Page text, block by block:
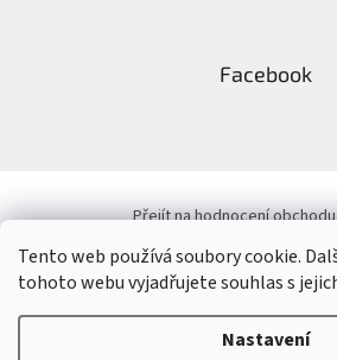
Tento web používá soubory cookie.
tohoto webu vyjadřujete souhlas s
Nastavení
Facebook
Přejít na hodnocení
Vytvořil Shoptet &